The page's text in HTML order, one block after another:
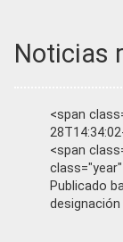
Noticias
<span
<span
Publicado